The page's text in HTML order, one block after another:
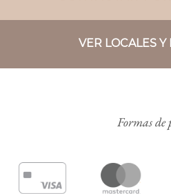
VER LOCALES Y
Formas de